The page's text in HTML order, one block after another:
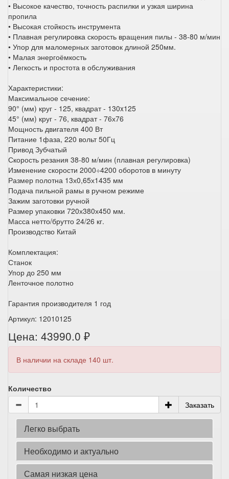
• Высокое качество, точность распилки и узкая ширина
пропила
• Высокая стойкость инструмента
• Плавная регулировка скорость вращения пилы - 38-80 м/мин
• Упор для маломерных заготовок длиной 250мм.
• Малая энергоёмкость
• Легкость и простота в обслуживания
Характеристики:
Максимальное сечение:
90° (мм) круг - 125, квадрат - 130x125
45° (мм) круг - 76, квадрат - 76х76
Мощность двигателя 400 Вт
Питание 1фаза, 220 вольт 50Гц
Привод Зубчатый
Скорость резания 38-80 м/мин (плавная регулировка)
Изменение скорости 2000÷4200 оборотов в минуту
Размер полотна 13х0,65х1435 мм
Подача пильной рамы в ручном режиме
Зажим заготовки ручной
Размер упаковки 720х380х450 мм.
Масса нетто/брутто 24/26 кг.
Производство Китай
Комплектация:
Станок
Упор до 250 мм
Ленточное полотно
Гарантия производителя 1 год
Артикул: 12010125
Цена: 43990.0 ₽
В наличии на складе 140 шт.
Количество
Заказать
Легко выбрать
Необходимо и актуально
Самая низкая цена